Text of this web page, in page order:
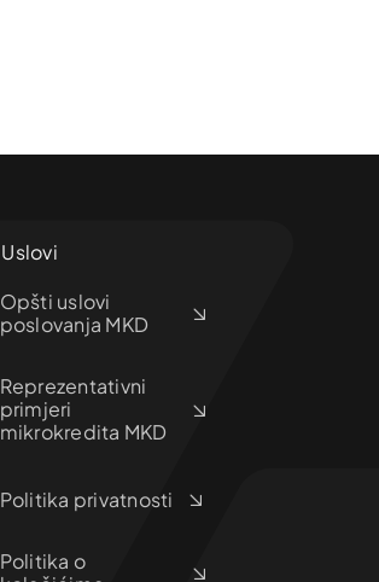
Uslovi
Opšti uslovi
poslovanja MKD
Reprezentativni
primjeri
mikrokredita MKD
Politika privatnosti
Politika o